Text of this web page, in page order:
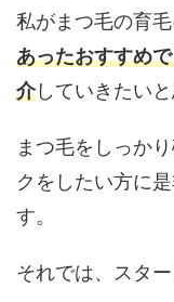
私がまつ毛の育毛
あったおすすめ
介していきたいと
まつ毛をしっか
クをしたい方に
す。
それでは、スター